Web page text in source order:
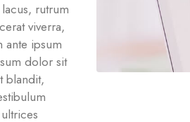
rutrum
viverra,
ante ipsum
dolor sit
blandit,